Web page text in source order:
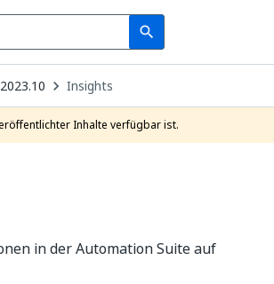
search
Search
2023.10 Insights
Inhalte verfügbar ist.
in der Automation Suite auf